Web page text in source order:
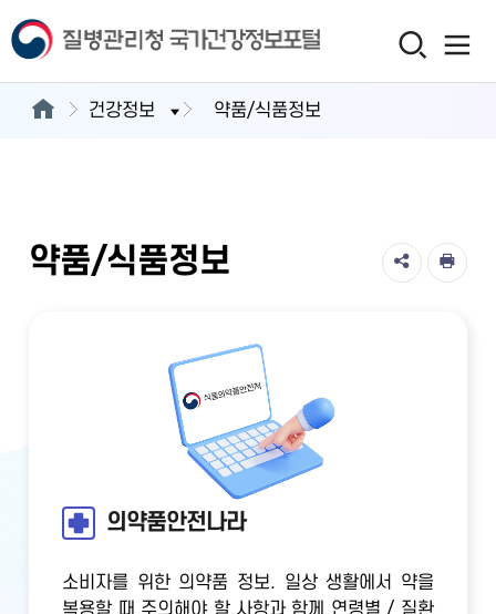
건강정보 약품/식품정보
약품/식품정보
의약품안전나라
소비자를 위한 의약품 정보. 일상 생활에서 약을
복용할 때 주의해야 할 사항과 함께 연령별 / 질환